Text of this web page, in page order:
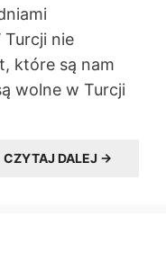
nie
które są nam
wolne w Turcji
CZYTAJ DALEJ →